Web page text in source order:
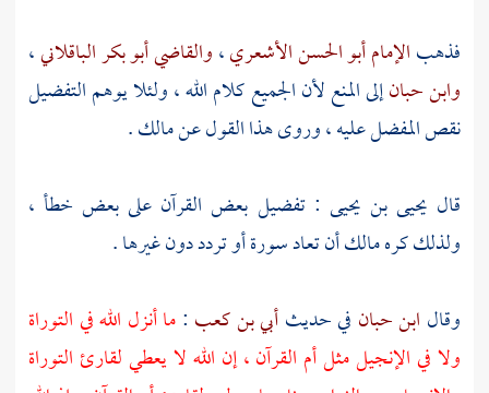
فذهبالإمام أبو الحسن الأشعري،والقاضي أبو بكر الباقلاني،
وابن حبانإلى المنع لأن الجميع كلام الله ، ولئلا يوهم التفضيل
نقص المفضل عليه ، وروى هذا القول عنمالك.
قال يحيى بن يحيى : تفضيل بعض القرآن على بعض خطأ ،
ولذلك كرهمالكأن تعاد سورة أو تردد دون غيرها .
وقال ابن حبان في حديثأبي بن كعب :ما أنزل الله في التوراة
ولا في الإنجيل مثل أم القرآن ، إن الله لا يعطي لقارئ التوراة